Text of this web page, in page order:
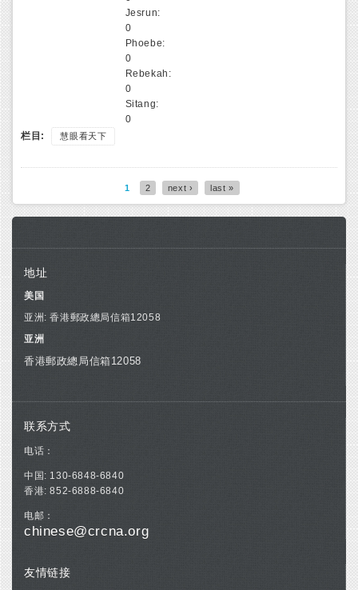
Jesrun:
0
Phoebe:
0
Rebekah:
0
Sitang:
0
栏目: 慧眼看天下
1 2 next › last »
地址
美国
亚洲: 香港郵政總局信箱12058
亚洲
香港郵政總局信箱12058
联系方式
电话：
中国: 130-6848-6840
香港: 852-6888-6840
电邮：
chinese@crcna.org
友情链接